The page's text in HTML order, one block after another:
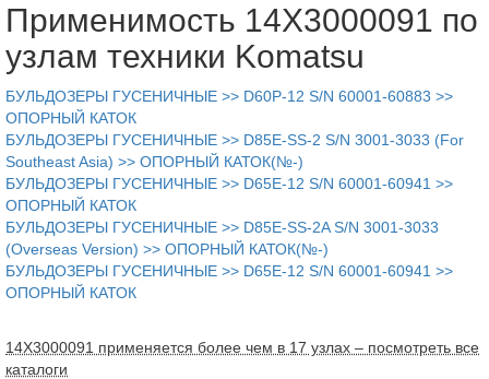
Применимость 14X3000091 по
узлам техники Komatsu
БУЛЬДОЗЕРЫ ГУСЕНИЧНЫЕ >> D60P-12 S/N 60001-60883 >>
ОПОРНЫЙ КАТОК
БУЛЬДОЗЕРЫ ГУСЕНИЧНЫЕ >> D85E-SS-2 S/N 3001-3033 (For
Southeast Asia) >> ОПОРНЫЙ КАТОК(№-)
БУЛЬДОЗЕРЫ ГУСЕНИЧНЫЕ >> D65E-12 S/N 60001-60941 >>
ОПОРНЫЙ КАТОК
БУЛЬДОЗЕРЫ ГУСЕНИЧНЫЕ >> D85E-SS-2A S/N 3001-3033
(Overseas Version) >> ОПОРНЫЙ КАТОК(№-)
БУЛЬДОЗЕРЫ ГУСЕНИЧНЫЕ >> D65E-12 S/N 60001-60941 >>
ОПОРНЫЙ КАТОК
14X3000091 применяется более чем в 17 узлах – посмотреть все
каталоги